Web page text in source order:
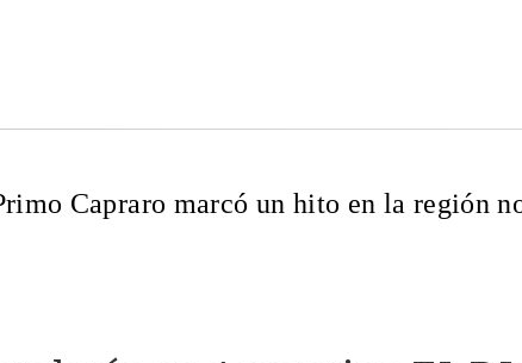
Capraro marcó un hito en la región